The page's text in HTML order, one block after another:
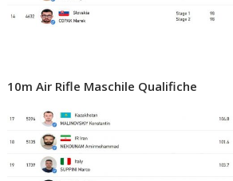
10m Air Rifle Maschile Qualifiche